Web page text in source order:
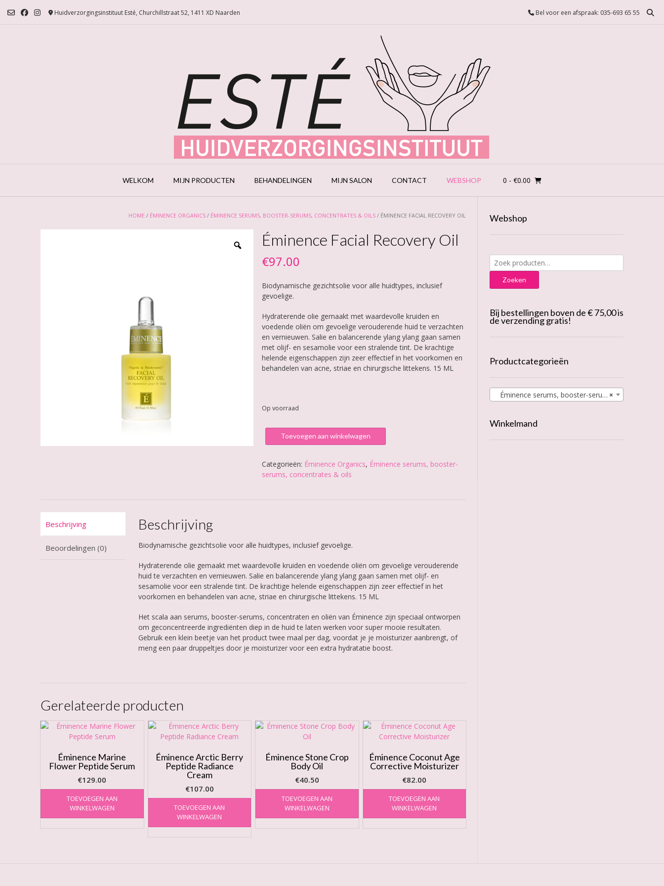
naar
Huidverzorgingsinstituut Esté, Churchillstraat 52, 1411 XD Naarden Bel voor een afspraak: 035-693 65 55
WELKOM MIJN PRODUCTEN BEHANDELINGEN MIJN SALON CONTACT WEBSHOP 0 - €0.00
HOME / ÉMINENCE ORGANICS / ÉMINENCE SERUMS, BOOSTER-SERUMS, CONCENTRATES & OILS / ÉMINENCE FACIAL RECOVERY OIL
Éminence Facial Recovery Oil
€97.00
Biodynamische gezichtsolie voor alle huidtypes, inclusief
gevoelige.
Hydraterende olie gemaakt met waardevolle kruiden en
voedende oliën om gevoelige verouderende huid te verzachten
en vernieuwen. Salie en balancerende ylang ylang gaan samen
met olijf- en sesamolie voor een stralende tint. De krachtige
helende eigenschappen zijn zeer effectief in het voorkomen en
behandelen van acne, striae en chirurgische littekens. 15 ML
Op voorraad
Éminence
Facial
Oil
aantal
Toevoegen aan winkelwagen
Categorieën: Éminence Organics, Éminence serums, booster-
serums, concentrates & oils
Beschrijving
Beoordelingen (0)
Beschrijving
Biodynamische gezichtsolie voor alle huidtypes, inclusief gevoelige.
Hydraterende olie gemaakt met waardevolle kruiden en voedende oliën om gevoelige verouderende
huid te verzachten en vernieuwen. Salie en balancerende ylang ylang gaan samen met olijf- en
sesamolie voor een stralende tint. De krachtige helende eigenschappen zijn zeer effectief in het
voorkomen en behandelen van acne, striae en chirurgische littekens. 15 ML
Het scala aan serums, booster-serums, concentraten en oliën van Éminence zijn speciaal ontworpen
om geconcentreerde ingrediënten diep in de huid te laten werken voor super mooie resultaten.
Gebruik een klein beetje van het product twee maal per dag, voordat je je moisturizer aanbrengt, of
meng een paar druppeltjes door je moisturizer voor een extra hydratatie boost.
Gerelateerde producten
Éminence Marine
Flower Peptide Serum
€129.00
TOEVOEGEN AAN
WINKELWAGEN
Éminence Arctic Berry
Peptide Radiance
Cream
€107.00
TOEVOEGEN AAN
WINKELWAGEN
Éminence Stone Crop
Body Oil
€40.50
TOEVOEGEN AAN
WINKELWAGEN
Éminence Coconut Age
Corrective Moisturizer
€82.00
TOEVOEGEN AAN
WINKELWAGEN
Webshop
Zoeken
naar:
Zoeken
Bij bestellingen boven de € 75,00 is
de verzending gratis!
Productcategorieën
×
Éminence serums, booster-serums, concentrates & oils
Winkelmand